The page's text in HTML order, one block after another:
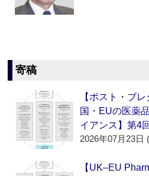
寄稿
【ポスト・ブ
国・EUの医薬
イアンス】第4
2026年07月23日
【UK–EU